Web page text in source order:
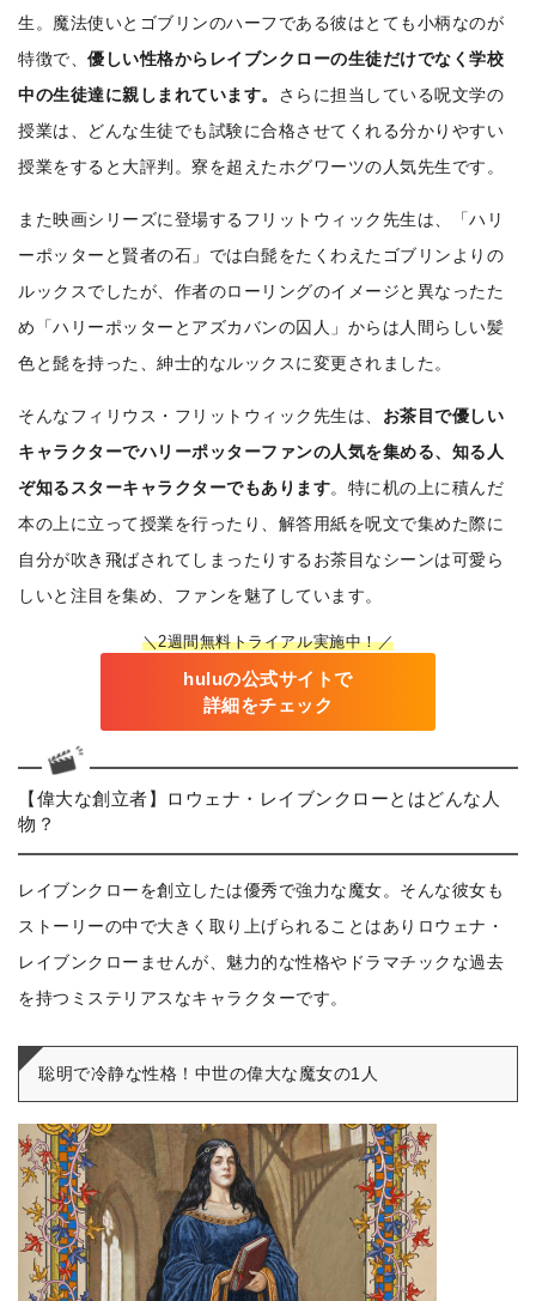
生。魔法使いとゴブリンのハーフである彼はとても小柄なのが
特徴で、優しい性格からレイブンクローの生徒だけでなく学校
中の生徒達に親しまれています。 さらに担当している呪文学の
授業は、どんな生徒でも試験に合格させてくれる分かりやすい
授業をすると大評判。寮を超えたホグワーツの人気先生です。
また映画シリーズに登場するフリットウィック先生は、「ハリ
ーポッターと賢者の石」では白髭をたくわえたゴブリンよりの
ルックスでしたが、作者のローリングのイメージと異なったた
め「ハリーポッターとアズカバンの囚人」からは人間らしい髪
色と髭を持った、紳士的なルックスに変更されました。
そんなフィリウス・フリットウィック先生は、 お茶目で優しい
キャラクターでハリーポッターファンの人気を集める、知る人
ぞ知るスターキャラクターでもあります。特に机の上に積んだ
本の上に立って授業を行ったり、解答用紙を呪文で集めた際に
自分が吹き飛ばされてしまったりするお茶目なシーンは可愛ら
しいと注目を集め、ファンを魅了しています。
＼2週間無料トライアル実施中！／
huluの公式サイトで
詳細をチェック
【偉大な創立者】ロウェナ・レイブンクローとはどんな人
物？
レイブンクローを創立したは優秀で強力な魔女。そんな彼女も
ストーリーの中で大きく取り上げられることはありロウェナ・
レイブンクローませんが、魅力的な性格やドラマチックな過去
を持つミステリアスなキャラクターです。
聡明で冷静な性格！中世の偉大な魔女の1人